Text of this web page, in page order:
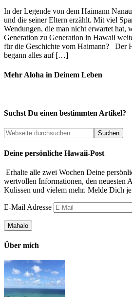
In der Legende von dem Haimann
und die seiner Eltern erzählt. Mit viel
Wendungen, die man nicht erwartet hat,
Generation zu Generation in Hawaii
für die Geschichte vom Haimann? Der
begann alles auf […]
Mehr Aloha in Deinem Leben
Suchst Du einen bestimmten Artikel?
Deine persönliche Hawaii-Post
Erhalte alle zwei Wochen Deine
wertvollen Informationen, den neuesten
Kulissen und vielem mehr. Melde Dich
E-Mail Adresse
Über mich